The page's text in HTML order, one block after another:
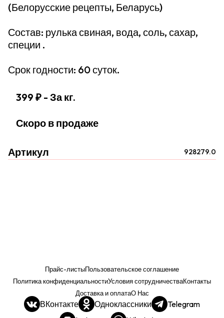
(Белорусские рецепты, Беларусь)
Состав: рулька свиная, вода, соль, сахар,
специи .
Срок годности: 60 суток.
399 ₽ - За кг.
Скоро в продаже
Артикул 928279.0
Прайс-листыПользовательское соглашение
Политика конфиденциальностиУсловия сотрудничестваКонтакты
Доставка и оплатаО Нас
ВКонтакте Одноклассники
Telegram